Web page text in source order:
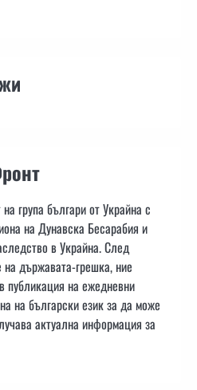
група българи от Украйна с
на Дунавска Бесарабия и
в Украйна. След
държавата-грешка, ние
публикация на ежедневни
на български език за да може
актуална информация за